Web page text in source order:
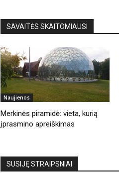
SAVAITĖS SKAITOMIAUSI
Naujienos
Merkinės piramidė: vieta, kurią
įprasmino apreiškimas
SUSIJĘ STRAIPSNIAI